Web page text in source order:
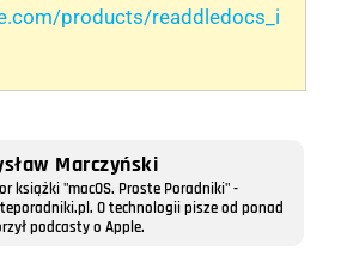
products/readdledocs_i
Marczyński
książki "macOS. Proste Poradniki" -
O technologii pisze od ponad
podcasty o Apple.